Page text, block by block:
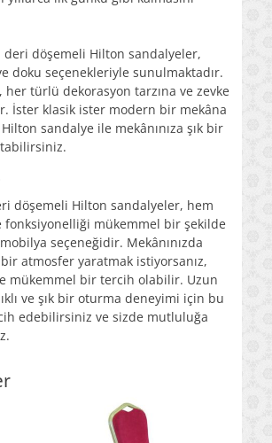
deri döşemeli Hilton sandalyeler,
doku seçenekleriyle sunulmaktadır.
her türlü dekorasyon tarzına ve zevke
İster klasik ister modern bir mekâna
sandalye ile mekânınıza şık bir
döşemeli Hilton sandalyeler, hem
fonksiyonelliği mükemmel bir şekilde
seçeneğidir. Mekânınızda
atmosfer yaratmak istiyorsanız,
mükemmel bir tercih olabilir. Uzun
ve şık bir oturma deneyimi için bu
edebilirsiniz ve sizde mutluluğa